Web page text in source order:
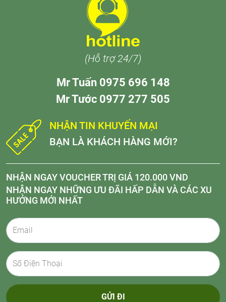
(Hỗ trợ 24/7)
Mr Tuấn 0975 696 148
Mr Tước 0977 277 505
NHẬN TIN KHUYẾN MẠI
BẠN LÀ KHÁCH HÀNG MỚI?
NHẬN NGAY VOUCHER TRỊ GIÁ 120.000 VND
NHẬN NGAY NHỮNG ƯU ĐÃI HẤP DẪN VÀ CÁC XU
HƯỚNG MỚI NHẤT
GỬI ĐI